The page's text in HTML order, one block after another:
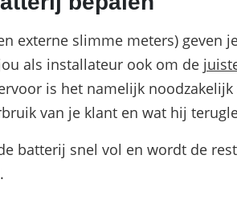
externe slimme meters) geven
als installateur ook om de
is het namelijk
van je klant en wat hij
batterij snel vol en wordt de